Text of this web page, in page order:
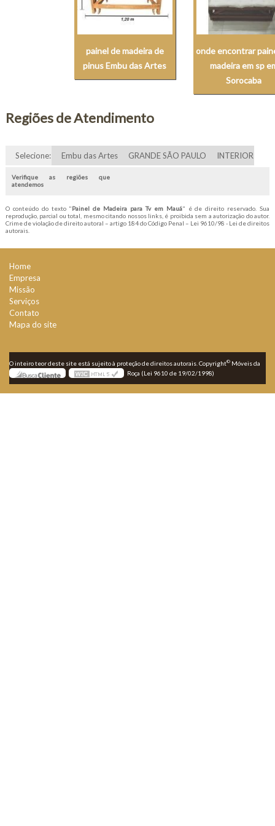
painel de madeira de
pinus Embu das Artes
onde encontrar
madeira em sp
Sorocaba
Regiões de Atendimento
Selecione: Embu das Artes GRANDE SÃO PAULO INTERIOR
Verifique as regiões que
atendemos
O conteúdo do texto "Painel de Madeira para Tv em Mauá" é de direito reservado. Sua
reprodução, parcial ou total, mesmo citando nossos links, é proibida sem a autorização do autor.
Crime de violação de direito autoral – artigo 184 do Código Penal – Lei 9610/98 - Lei de direitos
autorais.
Home
Empresa
Missão
Serviços
Contato
Mapa do site
O inteiro teor deste site está sujeito à proteção de direitos autorais. Copyright© Móveis da
Roça (Lei 9610 de 19/02/1998)